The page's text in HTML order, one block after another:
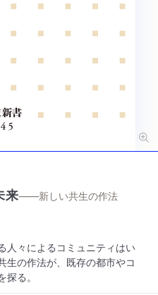
来——新しい共生の作法
人々によるコミュニティはい
生の作法が、既存の都市やコ
る。